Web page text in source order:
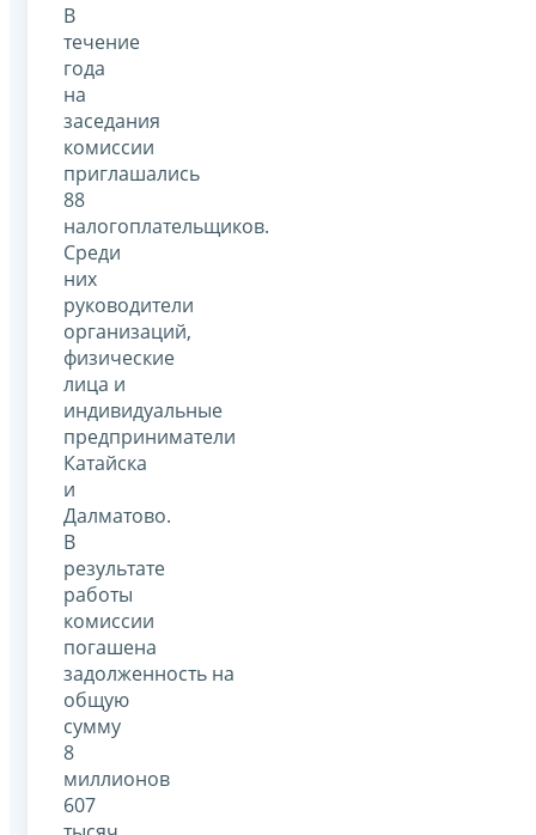
В
течение
года
на
заседания
комиссии
приглашались
88
налогоплательщиков.
Среди
них
руководители
организаций,
физические
лица и
индивидуальные
предприниматели
Катайска
и
Далматово.
В
результате
работы
комиссии
погашена
задолженность на
общую
сумму
8
миллионов
607